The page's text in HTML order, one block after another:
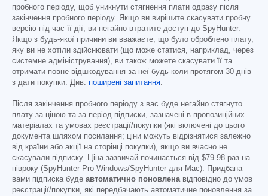
пробного періоду, щоб уникнути стягнення плати одразу після
закінчення пробного періоду. Якщо ви вирішите скасувати пробну
версію під час її дії, ви негайно втратите доступ до SpyHunter.
Якщо з будь-якої причини ви вважаєте, що було оброблено плату,
яку ви не хотіли здійснювати (що може статися, наприклад, через
системне адміністрування), ви також можете скасувати її та
отримати повне відшкодування за неї будь-коли протягом 30 днів
з дати покупки. Див. поширені запитання.
Після закінчення пробного періоду з вас буде негайно стягнуто
плату за ціною та за період підписки, зазначені в пропозиційних
матеріалах та умовах реєстрації/покупки (які включені до цього
документа шляхом посилання; ціни можуть відрізнятися залежно
від країни або акції на сторінці покупки), якщо ви вчасно не
скасували підписку. Ціна зазвичай починається від $79.98 раз на
півроку (SpyHunter Pro Windows/SpyHunter для Mac). Придбана
вами підписка буде автоматично поновленавідповідно до умов
реєстрації/покупки, які передбачають автоматичне поновлення за